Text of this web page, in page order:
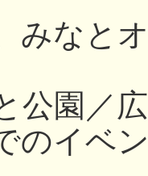
みなと
公園／
のイベ